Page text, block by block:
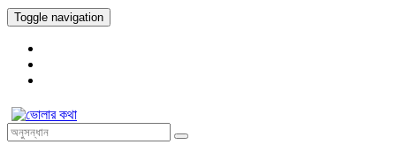
Toggle navigation